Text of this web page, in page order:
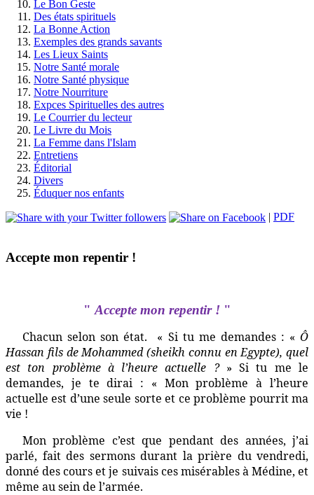
Le Bon Geste
Des états spirituels
La Bonne Action
Exemples des grands savants
Les Lieux Saints
Notre Santé morale
Notre Santé physique
Notre Nourriture
Expces Spirituelles des autres
Le Courrier du lecteur
Le Livre du Mois
La Femme dans l'Islam
Entretiens
Éditorial
Divers
Éduquer nos enfants
| PDF
Accepte mon repentir !
" Accepte mon repentir ! "
Chacun selon son état. « Si tu me demandes : «Ô
Hassan fils de Mohammed (sheikh connu en Egypte), quel
est ton problème à l’heure actuelle ?» Si tu me le
demandes, je te dirai : « Mon problème à l’heure
actuelle est d’une seule sorte et ce problème pourrit ma
vie !
Mon problème c’est que pendant des années, j’ai
parlé, fait des sermons durant la prière du vendredi,
donné des cours et je suivais ces misérables à Médine, et
même au sein de l’armée.